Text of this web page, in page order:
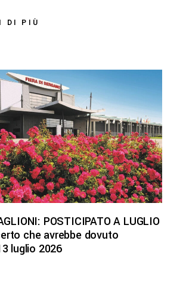
DI PIÙ
POSTICIPATO A LUGLIO
che avrebbe dovuto
luglio 2026